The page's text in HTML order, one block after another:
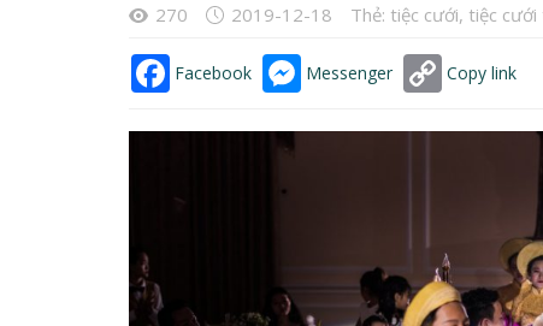
270 2019-12-18 Thẻ: tiệc cưới, tiệc
Facebook Messenger Copy link